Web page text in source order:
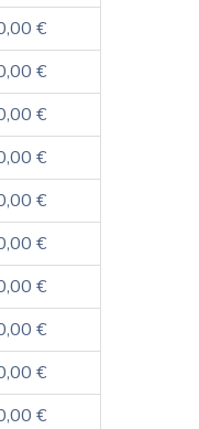
€
€
€
€
€
€
€
€
€
€